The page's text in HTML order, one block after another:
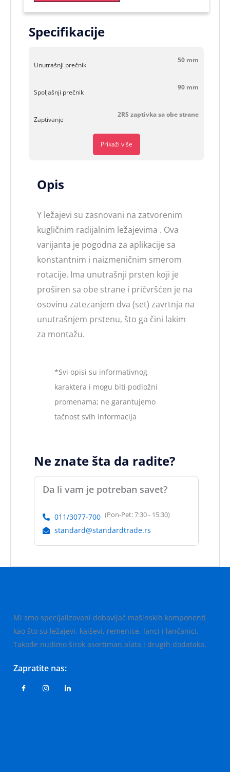
Specifikacije
Unutrašnji prečnik
50 mm
Spoljašnji prečnik
90 mm
Zaptivanje
2RS zaptivka sa obe strane
Prikaži više
Opis
Y ležajevi su zasnovani na zatvorenim
kugličnim radijalnim ležajevima . Ova
varijanta je pogodna za aplikacije sa
konstantnim i naizmeničnim smerom
rotacije. Ima unutrašnji prsten koji je
proširen sa obe strane i pričvršćen je na
osovinu zatezanjem dva (set) zavrtnja na
unutrašnjem prstenu, što ga čini lakim
za montažu.
*Svi opisi su informativnog
karaktera i mogu biti podložni
promenama; ne garantujemo
tačnost svih informacija
Ne znate šta da radite?
Da li vam je potreban savet?
011/3077-700 (Pon-Pet: 7:30 - 15:30)
standard@standardtrade.rs
Mi smo specijalizovani dobavljač mašinskih komponenti
kao što su ležajevi, kaiševi, remenice, lanci i lančanici.
Takođe nudimo širok asortiman alata i drugih dodataka.
Zapratite nas: